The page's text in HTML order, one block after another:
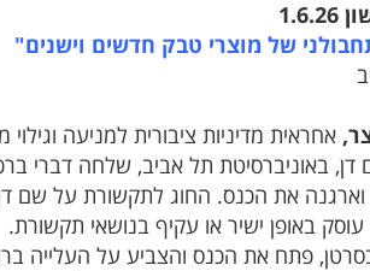
של מוצרי טבק חדשים וישנים"
אחראית מדיניות ציבורית למניעה
באוניברסיטת תל אביב, שלחה דברי
וארגנה את הכנס. החוג לתקשורת על שם
באופן ישיר או עקיף בנושאי תקשורת.
פתח את הכנס והצביע על העלייה